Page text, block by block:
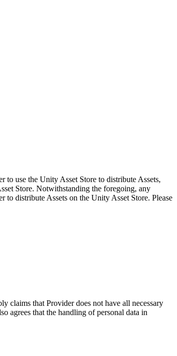
use the Unity Asset Store to distribute Assets,
Store. Notwithstanding the foregoing, any
distribute Assets on the Unity Asset Store. Please
claims that Provider does not have all necessary
agrees that the handling of personal data in